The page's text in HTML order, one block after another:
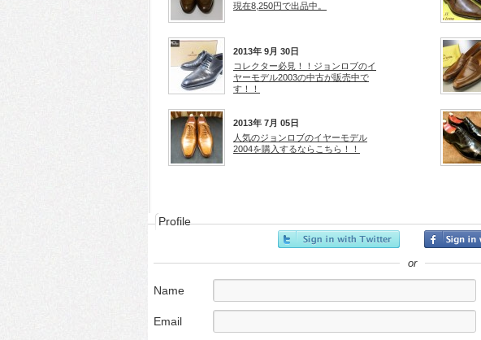
現在8,250円で出品中。
2013年 9月 30日
コレクター必見！！ジョンロブのイ
ヤーモデル2003の中古が販売中で
す！！
2013年 7月 05日
人気のジョンロブのイヤーモデル
2004を購入するならこちら！！
Profile
or
Name
Email